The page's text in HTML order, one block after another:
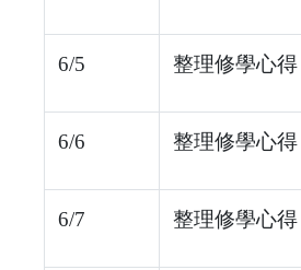
6/5 整理修學心得
6/6 整理修學心得
6/7 整理修學心得